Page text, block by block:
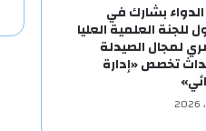
بشارك في
للجنة العلمية العليا
لمجال الصيدلة
تخصص «إدارة